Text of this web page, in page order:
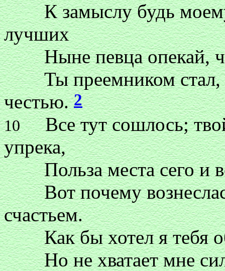
К замыслу будь моему
лучших
Ныне певца опекай,
Ты преемником стал,
честью.2
10Все тут сошлось;
упрека,
Польза места сего и
Вот почему
счастьем.
Как бы хотел я тебя
Но не хватает мне